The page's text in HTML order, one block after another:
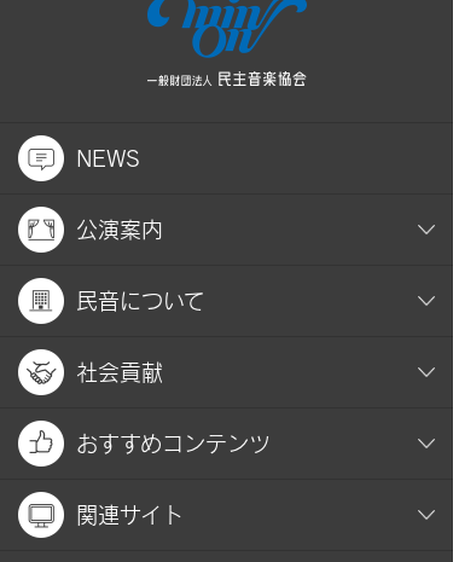
NEWS
公演案内
民音について
社会貢献
おすすめコンテンツ
関連サイト